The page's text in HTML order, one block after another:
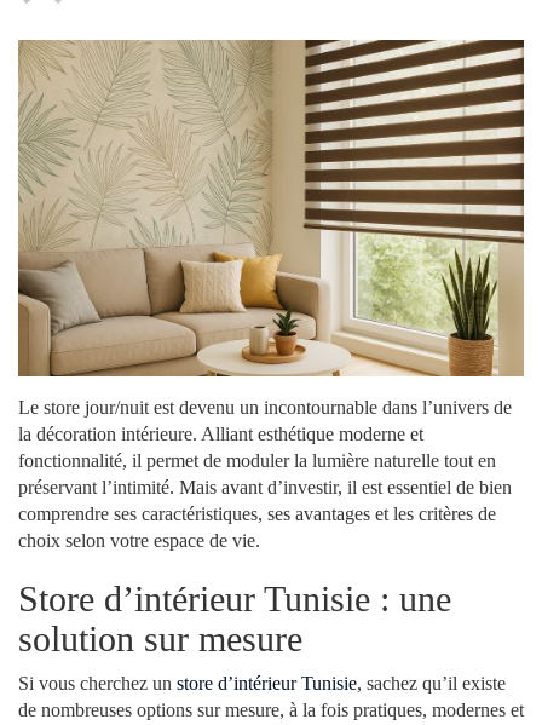
Le store jour/nuit est devenu un incontournable dans l’univers de
la décoration intérieure. Alliant esthétique moderne et
fonctionnalité, il permet de moduler la lumière naturelle tout en
préservant l’intimité. Mais avant d’investir, il est essentiel de bien
comprendre ses caractéristiques, ses avantages et les critères de
choix selon votre espace de vie.
Store d’intérieur Tunisie : une
solution sur mesure
Si vous cherchez un store d’intérieur Tunisie, sachez qu’il existe
de nombreuses options sur mesure, à la fois pratiques, modernes et